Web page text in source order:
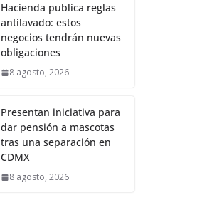
Hacienda publica reglas
antilavado: estos
negocios tendrán nuevas
obligaciones
8 agosto, 2026
Presentan iniciativa para
dar pensión a mascotas
tras una separación en
CDMX
8 agosto, 2026